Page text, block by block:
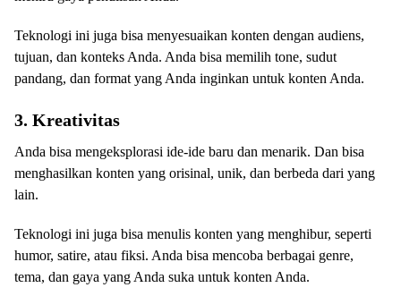
Teknologi ini juga bisa menyesuaikan konten dengan audiens,
tujuan, dan konteks Anda. Anda bisa memilih tone, sudut
pandang, dan format yang Anda inginkan untuk konten Anda.
3. Kreativitas
Anda bisa mengeksplorasi ide-ide baru dan menarik. Dan bisa
menghasilkan konten yang orisinal, unik, dan berbeda dari yang
lain.
Teknologi ini juga bisa menulis konten yang menghibur, seperti
humor, satire, atau fiksi. Anda bisa mencoba berbagai genre,
tema, dan gaya yang Anda suka untuk konten Anda.